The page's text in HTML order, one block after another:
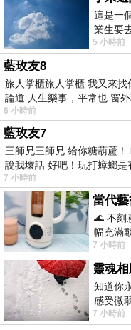
這是一
業生要
情況下
5 小時前
藍玫友8
旅人掌櫃旅人掌櫃 我又來
論道 人生樂事，平常也 窗
6 小時前
藍玫友7
三師兄三師兄 給你糖葫蘆
說我壞話 好吧！玩打蟑螂
7 小時前
🌊 不刻
幅充滿
藍色顏
7 小時前
靈魂
知道你
感受微
此刻忍
7 小時前